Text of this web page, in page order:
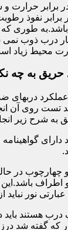
حرارت و
نفوذ
باشد.به طوری
درب ذوب نمی
محیط زیاد
به چه
دربهای
به شرح زیر
گواهینامه
چهارچوب در
و اطراف
درب هستند
که گفته شد